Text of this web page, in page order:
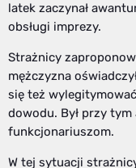
latek zaczynał
obsługi imprezy.
Strażnicy
mężczyzna
się też
dowodu. Był przy
funkcjonariuszom.
W tej sytuacji